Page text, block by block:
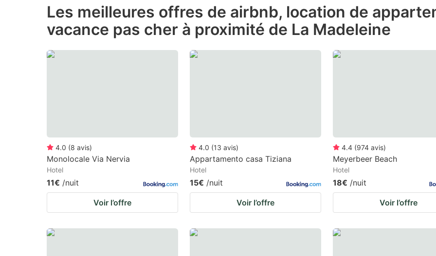
the
question
for
changing
the
question
for
changing
Les meilleures offres de airbnb, location de
vacance pas cher à proximité de La Madeleine
4.0 (8 avis)
Monolocale Via Nervia
Hotel
11€ /nuit
Voir l’offre
4.0 (13 avis)
Appartamento casa Tiziana
Hotel
15€ /nuit
Voir l’offre
4.4 (974 avis)
Meyerbeer Beach
Hotel
18€ /nuit
Voir l’offre